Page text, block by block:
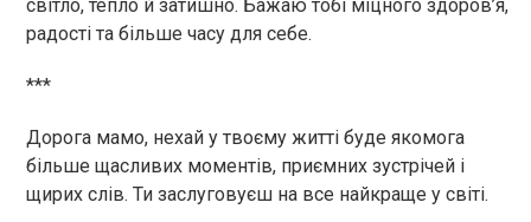
світло, тепло й затишно. Бажаю тобі міцного здоров’я,
радості та більше часу для себе.
***
Дорога мамо, нехай у твоєму житті буде якомога
більше щасливих моментів, приємних зустрічей і
щирих слів. Ти заслуговуєш на все найкраще у світі.